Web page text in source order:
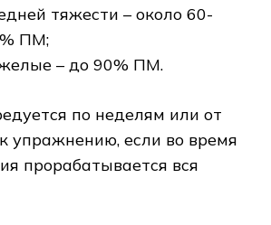
тяжести – около 60-
ПМ;
– до 90% ПМ.
по неделям или от
упражнению, если во время
прорабатывается вся